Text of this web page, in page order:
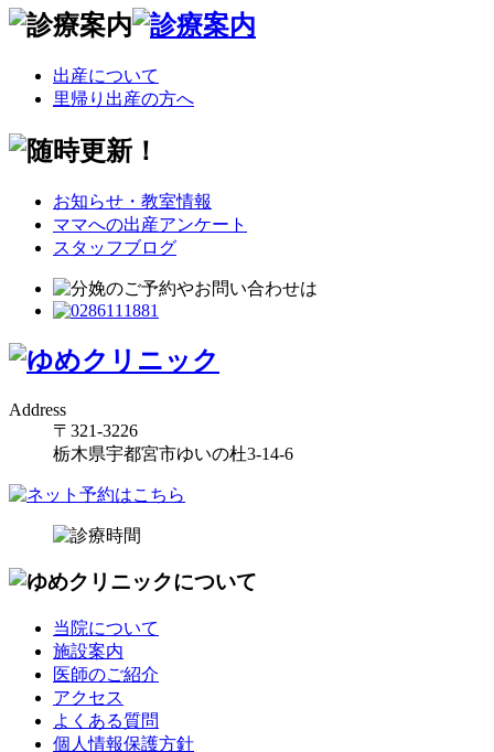
出産について
里帰り出産の方へ
お知らせ・教室情報
ママへの出産アンケート
スタッフブログ
Address
〒321-3226
栃木県宇都宮市ゆいの杜3-14-6
当院について
施設案内
医師のご紹介
アクセス
よくある質問
個人情報保護方針